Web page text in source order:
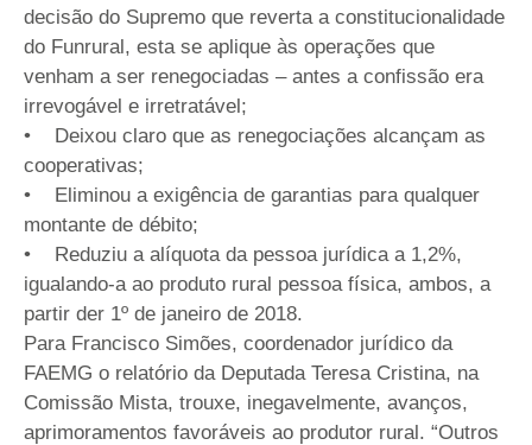
decisão do Supremo que reverta a constitucionalidade
do Funrural, esta se aplique às operações que
venham a ser renegociadas – antes a confissão era
irrevogável e irretratável;
• Deixou claro que as renegociações alcançam as
cooperativas;
• Eliminou a exigência de garantias para qualquer
montante de débito;
• Reduziu a alíquota da pessoa jurídica a 1,2%,
igualando-a ao produto rural pessoa física, ambos, a
partir der 1º de janeiro de 2018.
Para Francisco Simões, coordenador jurídico da
FAEMG o relatório da Deputada Teresa Cristina, na
Comissão Mista, trouxe, inegavelmente, avanços,
aprimoramentos favoráveis ao produtor rural. “Outros